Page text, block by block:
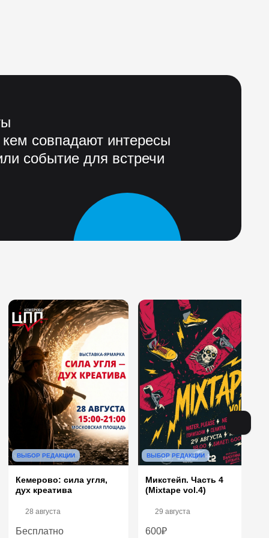
совпадают интересы
событие для встречи
ВЫБОР РЕДАКЦИИ
Кемерово: сила угля,
дух креатива
28 августа
Бесплатно
ВЫБОР РЕДАКЦИИ
Микстейп. Часть 4
(Mixtape vol.4)
29 августа
600₽